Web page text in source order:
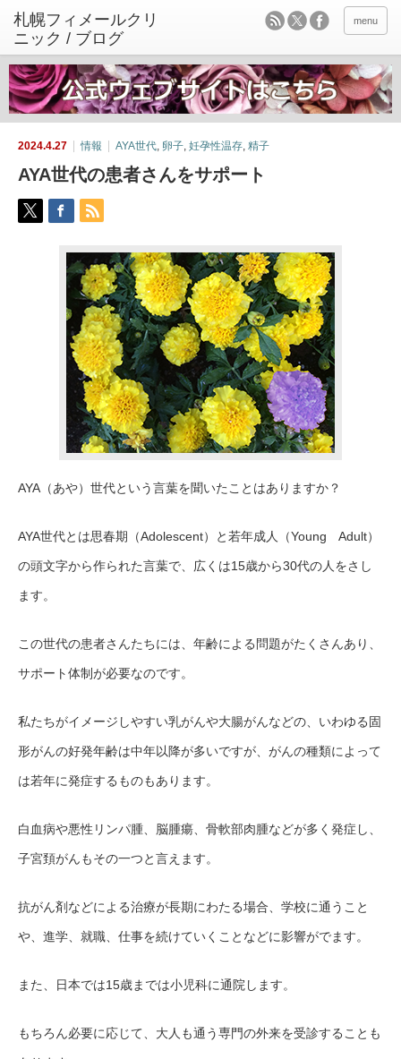
menu
2024.4.27 情報 AYA世代, 卵子, 妊孕性温存, 精子
AYA世代の患者さんをサポート
AYA（あや）世代という言葉を聞いたことはありますか？
AYA世代とは思春期（Adolescent）と若年成人（Young Adult）
の頭文字から作られた言葉で、広くは15歳から30代の人をさし
ます。
この世代の患者さんたちには、年齢による問題がたくさんあり、
サポート体制が必要なのです。
私たちがイメージしやすい乳がんや大腸がんなどの、いわゆる固
形がんの好発年齢は中年以降が多いですが、がんの種類によって
は若年に発症するものもあります。
白血病や悪性リンパ腫、脳腫瘍、骨軟部肉腫などが多く発症し、
子宮頚がんもその一つと言えます。
抗がん剤などによる治療が長期にわたる場合、学校に通うこと
や、進学、就職、仕事を続けていくことなどに影響がでます。
また、日本では15歳までは小児科に通院します。
もちろん必要に応じて、大人も通う専門の外来を受診することも